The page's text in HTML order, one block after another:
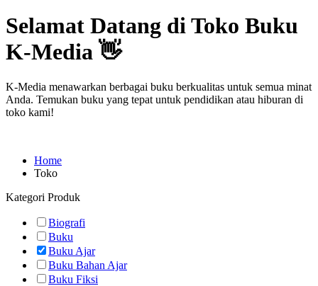
Selamat Datang di Toko Buku
K-Media 👋
K-Media menawarkan berbagai buku berkualitas untuk semua minat
Anda. Temukan buku yang tepat untuk pendidikan atau hiburan di
toko kami!
Home
Toko
Kategori Produk
Biografi
Buku
Buku Ajar
Buku Bahan Ajar
Buku Fiksi